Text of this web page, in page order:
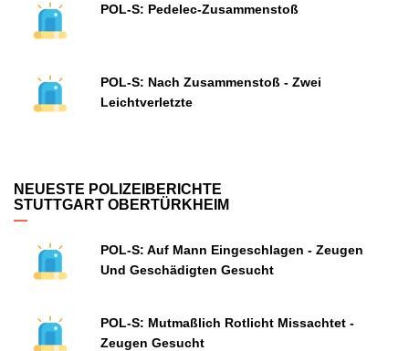
POL-S: Pedelec-Zusammenstoß
POL-S: Nach Zusammenstoß - Zwei
Leichtverletzte
NEUESTE POLIZEIBERICHTE
STUTTGART OBERTÜRKHEIM
POL-S: Auf Mann Eingeschlagen - Zeugen
Und Geschädigten Gesucht
POL-S: Mutmaßlich Rotlicht Missachtet -
Zeugen Gesucht